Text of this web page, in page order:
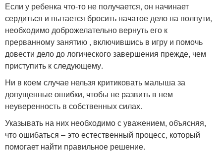
Если у ребенка что-то не получается, он начинает
сердиться и пытается бросить начатое дело на полпути,
необходимо доброжелательно вернуть его к
прерванному занятию , включившись в игру и помочь
довести дело до логического завершения прежде, чем
приступить к следующему.
Ни в коем случае нельзя критиковать малыша за
допущенные ошибки, чтобы не развить в нем
неуверенность в собственных силах.
Указывать на них необходимо с уважением, объясняя,
что ошибаться – это естественный процесс, который
помогает найти правильное решение.